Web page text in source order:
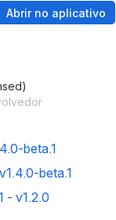
Abrir no aplicativo
beta.1
beta.1
- v1.2.0